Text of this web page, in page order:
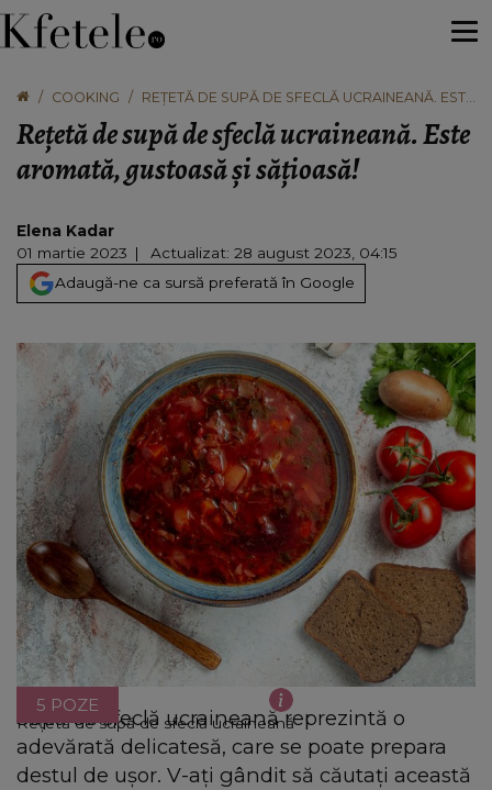
COOKING
REȚETĂ DE SUPĂ DE SFECLĂ UCRAINEANĂ. ESTE
Rețetă de supă de sfeclă ucraineană. Este
aromată, gustoasă și sățioasă!
Elena Kadar
01 martie 2023
Actualizat: 28 august 2023, 04:15
Adaugă-ne ca sursă preferată în Google
Rețetă de supă de sfeclă ucraineană
5 POZE
Supa de sfeclă ucraineană reprezintă o
adevărată delicatesă, care se poate prepara
destul de ușor. V-ați gândit să căutați această